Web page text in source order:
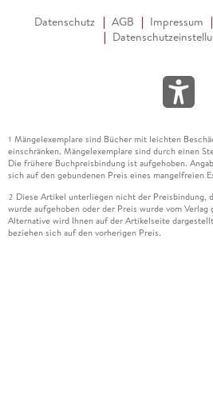
Datenschutz AGB Impressum
1 Mängelexemplare sind Bücher mit leichten
einschränken. Mängelexemplare sind durch einen
Die frühere Buchpreisbindung ist aufgehoben.
sich auf den gebundenen Preis eines mangelfreien
2 Diese Artikel unterliegen nicht der Preisbindung,
wurde aufgehoben oder der Preis wurde vom
Alternative wird Ihnen auf der Artikelseite
beziehen sich auf den vorherigen Preis.